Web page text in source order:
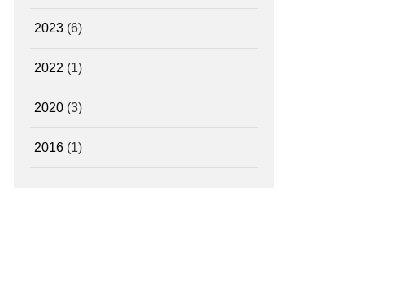
2023 (6)
2022 (1)
2020 (3)
2016 (1)